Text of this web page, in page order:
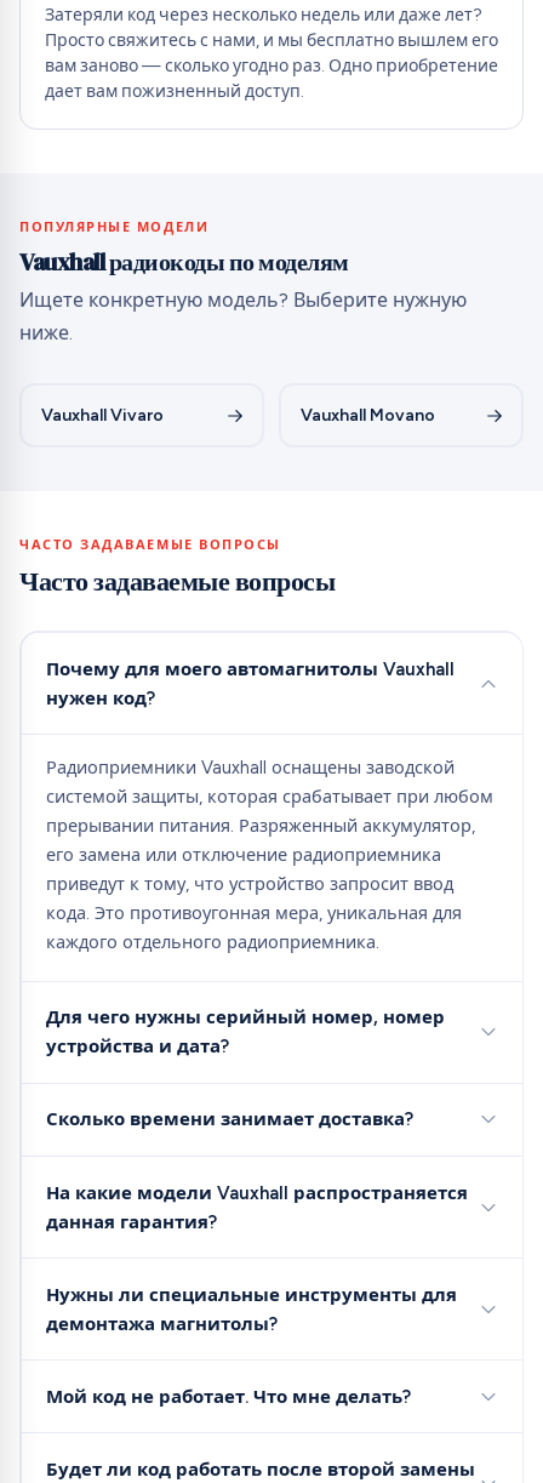
Затеряли код через несколько недель или даже лет?
Просто свяжитесь с нами, и мы бесплатно вышлем его
вам заново — сколько угодно раз. Одно приобретение
дает вам пожизненный доступ.
ПОПУЛЯРНЫЕ МОДЕЛИ
Vauxhall радиокоды по моделям
Ищете конкретную модель? Выберите нужную
ниже.
Vauxhall Vivaro Vauxhall Movano
ЧАСТО ЗАДАВАЕМЫЕ ВОПРОСЫ
Часто задаваемые вопросы
Почему для моего автомагнитолы Vauxhall
нужен код?
Радиоприемники Vauxhall оснащены заводской
системой защиты, которая срабатывает при любом
прерывании питания. Разряженный аккумулятор,
его замена или отключение радиоприемника
приведут к тому, что устройство запросит ввод
кода. Это противоугонная мера, уникальная для
каждого отдельного радиоприемника.
Для чего нужны серийный номер, номер
устройства и дата?
Сколько времени занимает доставка?
На какие модели Vauxhall распространяется
данная гарантия?
Нужны ли специальные инструменты для
демонтажа магнитолы?
Мой код не работает. Что мне делать?
Будет ли код работать после второй замены